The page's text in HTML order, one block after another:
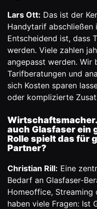
Lars Ott: Das ist der
Handytarif
Entscheidend ist, dass
werden. Viele zahlen
angepasst werden. Wir
Tarifberatungen und
sich Kosten sparen
oder komplizierte
auch Glasfaser ein
Rolle spielt das für
Partner?
Christian Rill: Eine
Bedarf an Glasfaser-
Homeoffice, Streaming
haben viele Fragen: Ist